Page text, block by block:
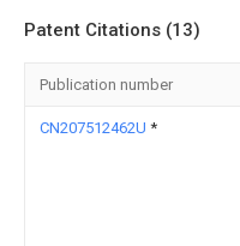
Patent Citations (13)
Publication number
CN207512462U *